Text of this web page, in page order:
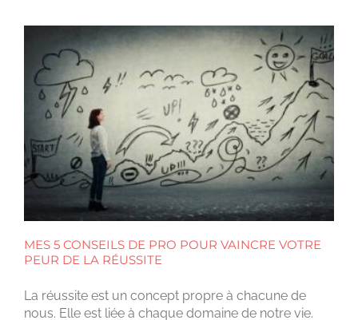
MES 5 CONSEILS DE PRO POUR VAINCRE VOTRE
PEUR DE LA RÉUSSITE
La réussite est un concept propre à chacune de
nous. Elle est liée à chaque domaine de notre vie.